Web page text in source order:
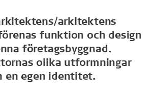
arkitektens
funktion och design
företagsbyggnad.
olika utformningar
en egen identitet.